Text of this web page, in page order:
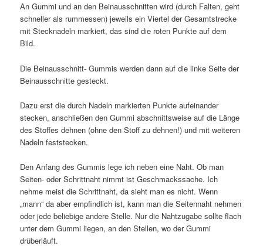
An Gummi und an den Beinausschnitten wird (durch Falten, geht
schneller als rummessen) jeweils ein Viertel der Gesamtstrecke
mit Stecknadeln markiert, das sind die roten Punkte auf dem
Bild.
Die Beinausschnitt- Gummis werden dann auf die linke Seite der
Beinausschnitte gesteckt.
Dazu erst die durch Nadeln markierten Punkte aufeinander
stecken, anschließen den Gummi abschnittsweise auf die Länge
des Stoffes dehnen (ohne den Stoff zu dehnen!) und mit weiteren
Nadeln feststecken.
Den Anfang des Gummis lege ich neben eine Naht. Ob man
Seiten- oder Schrittnaht nimmt ist Geschmackssache. Ich
nehme meist die Schrittnaht, da sieht man es nicht. Wenn
„mann“ da aber empfindlich ist, kann man die Seitennaht nehmen
oder jede beliebige andere Stelle. Nur die Nahtzugabe sollte flach
unter dem Gummi liegen, an den Stellen, wo der Gummi
drüberläuft.